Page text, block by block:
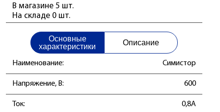
В магазине 5 шт.
На складе 0 шт.
Основные
характеристики
Описание
Наименование: Симистор
Напряжение, В: 600
Ток: 0,8А